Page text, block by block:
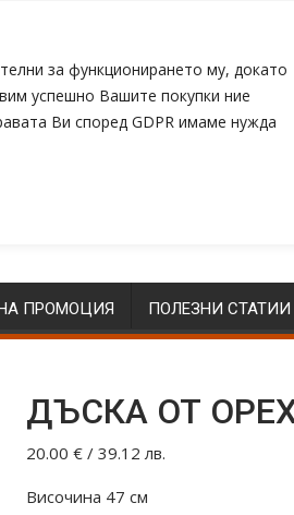
за функционирането му, докато
успешно Вашите покупки ние
Ви според GDPR имаме нужда
ПРОМОЦИЯ ПОЛЕЗНИ СТАТИИ
ДЪСКА ОТ
20.00 €/ 39.12 лв.
Височина 47 см